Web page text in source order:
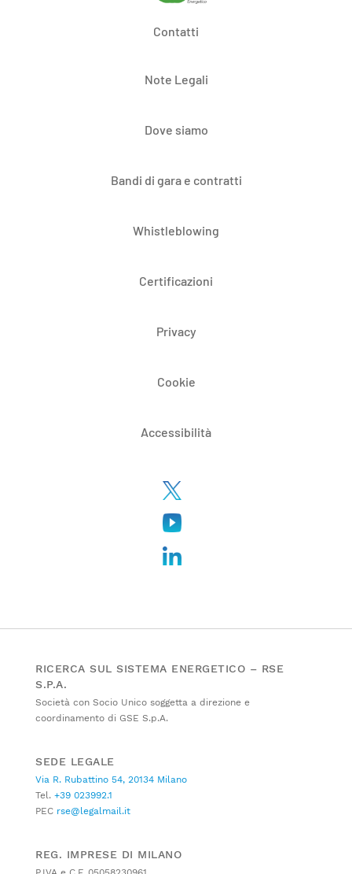
Contatti
Note Legali
Dove siamo
Bandi di gara e contratti
Whistleblowing
Certificazioni
Privacy
Cookie
Accessibilità
RICERCA SUL SISTEMA ENERGETICO – RSE
S.P.A.
Società con Socio Unico soggetta a direzione e
coordinamento di GSE S.p.A.
SEDE LEGALE
Via R. Rubattino 54, 20134 Milano
Tel. +39 023992.1
PEC rse@legalmail.it
REG. IMPRESE DI MILANO